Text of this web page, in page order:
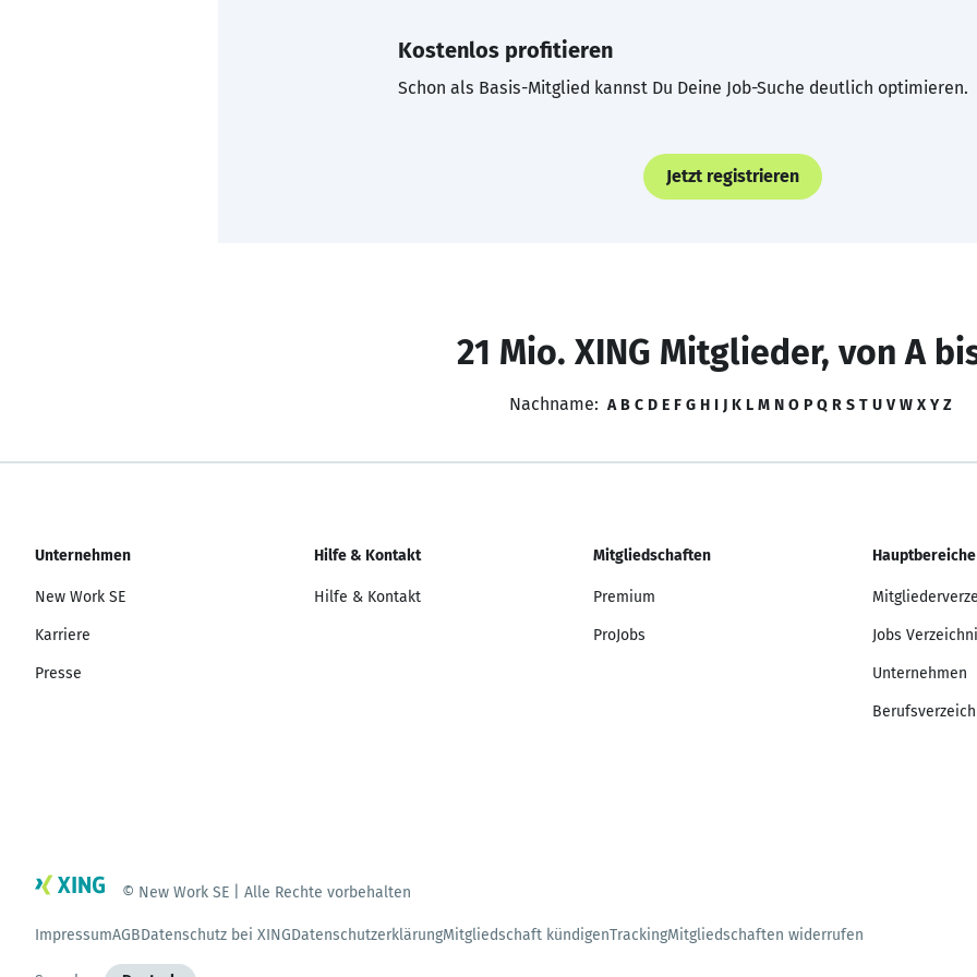
Kostenlos profitieren
Schon als Basis-Mitglied kannst Du Deine Job-Suche deutlich optimieren.
Jetzt registrieren
21 Mio. XING Mitglieder, von A
Nachname: A B C D E F G H I J K L M N O P Q R S T U V W X Y Z
Unternehmen
New Work SE
Karriere
Presse
Hilfe & Kontakt
Hilfe & Kontakt
Mitgliedschaften
Premium
ProJobs
Hauptbereiche
Jobs
Unternehmen
© New Work SE | Alle Rechte vorbehalten
ImpressumAGBDatenschutz bei XINGDatenschutzerklärungMitgliedschaft kündigenTrackingMitgliedschaften widerrufen